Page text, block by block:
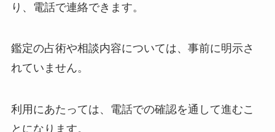
り、電話で連絡できます。
鑑定の占術や相談内容については、事前に明示さ
れていません。
利用にあたっては、電話での確認を通して進むこ
とになります。